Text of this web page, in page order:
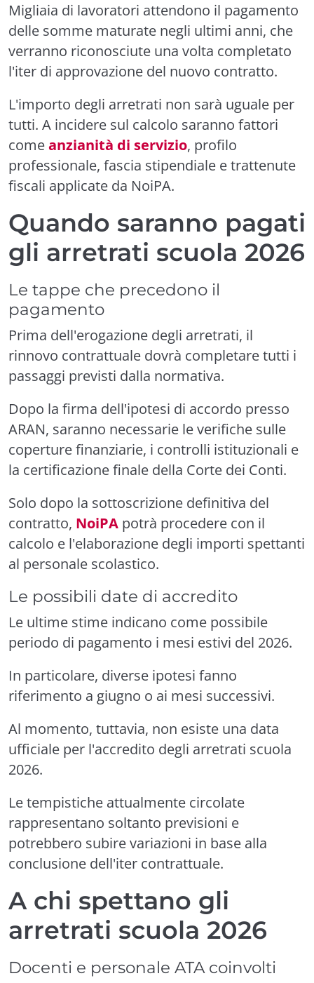
Migliaia di lavoratori attendono il pagamento
delle somme maturate negli ultimi anni, che
verranno riconosciute una volta completato
l'iter di approvazione del nuovo contratto.
L'importo degli arretrati non sarà uguale per
tutti. A incidere sul calcolo saranno fattori
comeanzianità di servizio, profilo
professionale, fascia stipendiale e trattenute
fiscali applicate da NoiPA.
Quando saranno pagati
gli arretrati scuola 2026
Le tappe che precedono il
pagamento
Prima dell'erogazione degli arretrati, il
rinnovo contrattuale dovrà completare tutti i
passaggi previsti dalla normativa.
Dopo la firma dell'ipotesi di accordo presso
ARAN, saranno necessarie le verifiche sulle
coperture finanziarie, i controlli istituzionali e
la certificazione finale della Corte dei Conti.
Solo dopo la sottoscrizione definitiva del
contratto, NoiPA potrà procedere con il
calcolo e l'elaborazione degli importi spettanti
al personale scolastico.
Le possibili date di accredito
Le ultime stime indicano come possibile
periodo di pagamento i mesi estivi del 2026.
In particolare, diverse ipotesi fanno
riferimento a giugno o ai mesi successivi.
Al momento, tuttavia, non esiste una data
ufficiale per l'accredito degli arretrati scuola
2026.
Le tempistiche attualmente circolate
rappresentano soltanto previsioni e
potrebbero subire variazioni in base alla
conclusione dell'iter contrattuale.
A chi spettano gli
arretrati scuola 2026
Docenti e personale ATA coinvolti